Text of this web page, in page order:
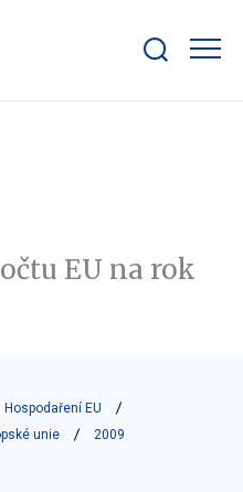
bar
EU na rok
Hospodaření EU
unie 2009